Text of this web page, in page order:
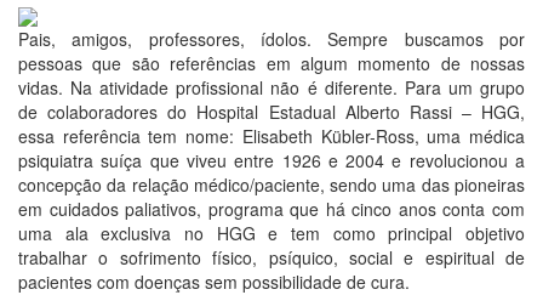
Pais, amigos, professores, ídolos. Sempre buscamos por
pessoas que são referências em algum momento de nossas
vidas. Na atividade profissional não é diferente. Para um grupo
de colaboradores do Hospital Estadual Alberto Rassi – HGG,
essa referência tem nome: Elisabeth Kübler-Ross, uma médica
psiquiatra suíça que viveu entre 1926 e 2004 e revolucionou a
concepção da relação médico/paciente, sendo uma das pioneiras
em cuidados paliativos, programa que há cinco anos conta com
uma ala exclusiva no HGG e tem como principal objetivo
trabalhar o sofrimento físico, psíquico, social e espiritual de
pacientes com doenças sem possibilidade de cura.